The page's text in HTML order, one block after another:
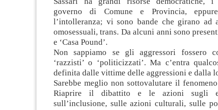
governo di Comune e Provincia,
l’intolleranza; vi sono bande che girano ad
omosessuali, trans. Da alcuni anni sono
e ‘Casa Pound’.
Non sappiamo se gli aggressori fossero
‘razzisti’ o ‘politicizzati’. Ma c’entra
definita dalle vittime delle aggressioni e dalla
Sarebbe meglio non sottovalutare il
Riaprire il dibattito e le azioni sugli
sull’inclusione, sulle azioni culturali, sulle